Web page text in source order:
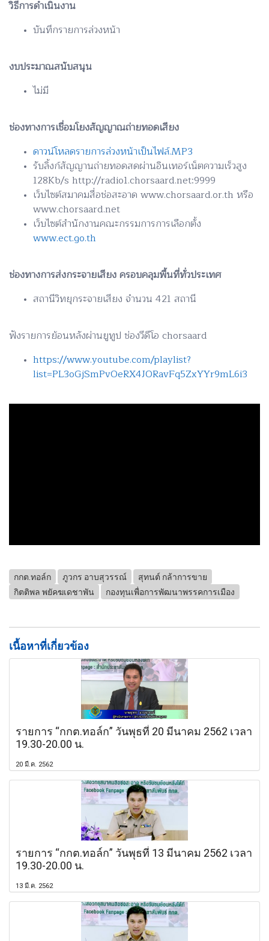
วิธีการดำเนินงาน
บันทึกรายการล่วงหน้า
งบประมาณสนับสนุน
ไม่มี
ช่องทางการเชื่อมโยงสัญญาณถ่ายทอดเสียง
ดาวน์โหลดรายการล่วงหน้าเป็นไฟล์.MP3
รับลิ้งก์สัญญานถ่ายทอดสดผ่านอินเทอร์เน็ตความเร็วสูง
128Kb/s http://radio1.chorsaard.net:9999
เว็บไซต์สมาคมสื่อช่อสะอาด www.chorsaard.or.th หรือ
www.chorsaard.net
เว็บไซต์สำนักงานคณะกรรมการการเลือกตั้ง
www.ect.go.th
ช่องทางการส่งกระจายเสียง ครอบคลุมพื้นที่ทั่วประเทศ
สถานีวิทยุกระจายเสียง จำนวน 421 สถานี
ฟังรายการย้อนหลังผ่านยูทูป ช่องวีดีโอ chorsaard
https://www.youtube.com/playlist?
list=PL3oGjSmPvOeRX4JORavFq5ZxYYr9mL6i3
กกต.ทอล์ก ภูวกร อาบสุวรรณ์
สุทนต์ กล้าการขาย
กิตติพล พยัคฆเดชาพัน
กองทุนเพื่อการพัฒนาพรรคการเมือง
เนื้อหาที่เกี่ยวข้อง
รายการ “กกต.ทอล์ก” วันพุธที่ 20 มีนาคม 2562 เวลา
19.30-20.00 น.
20 มี.ค. 2562
รายการ “กกต.ทอล์ก” วันพุธที่ 13 มีนาคม 2562 เวลา
19.30-20.00 น.
13 มี.ค. 2562